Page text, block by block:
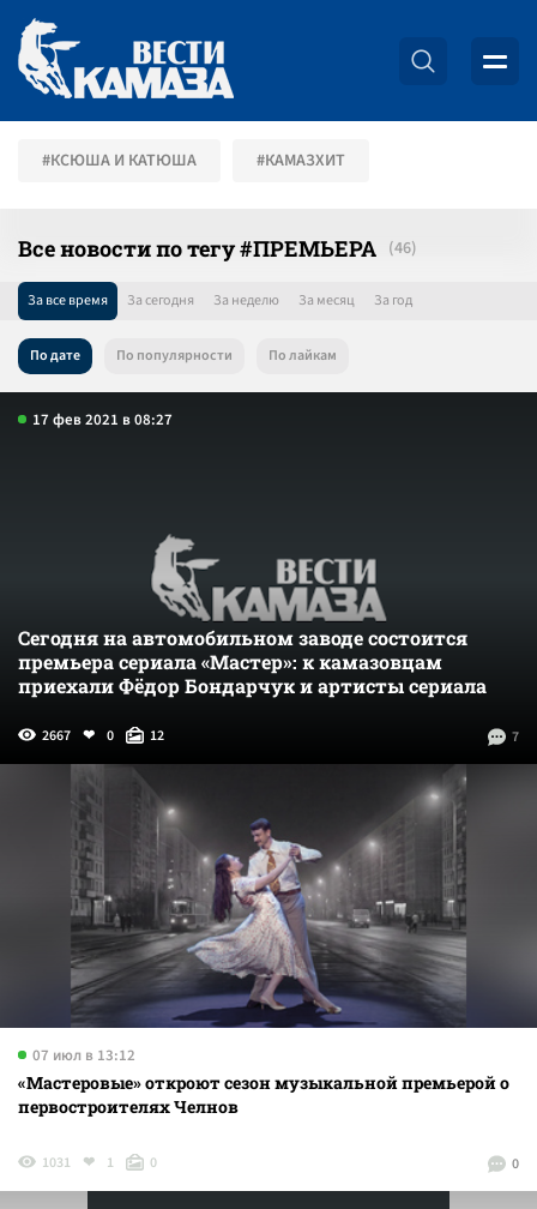
#КСЮША И КАТЮША #КАМАЗХИТ
Все новости по тегу #ПРЕМЬЕРА
За все время За сегодня За неделю За месяц За год
По дате По популярности По лайкам
17 фев 2021 в 08:27
Сегодня на автомобильном заводе состоится
премьера сериала «Мастер»: к камазовцам
приехали Фёдор Бондарчук и артисты сериала
7
2667 0 12
07 июл в 13:12
«Мастеровые» откроют сезон музыкальной премьерой о
первостроителях Челнов
0
1031 1 0